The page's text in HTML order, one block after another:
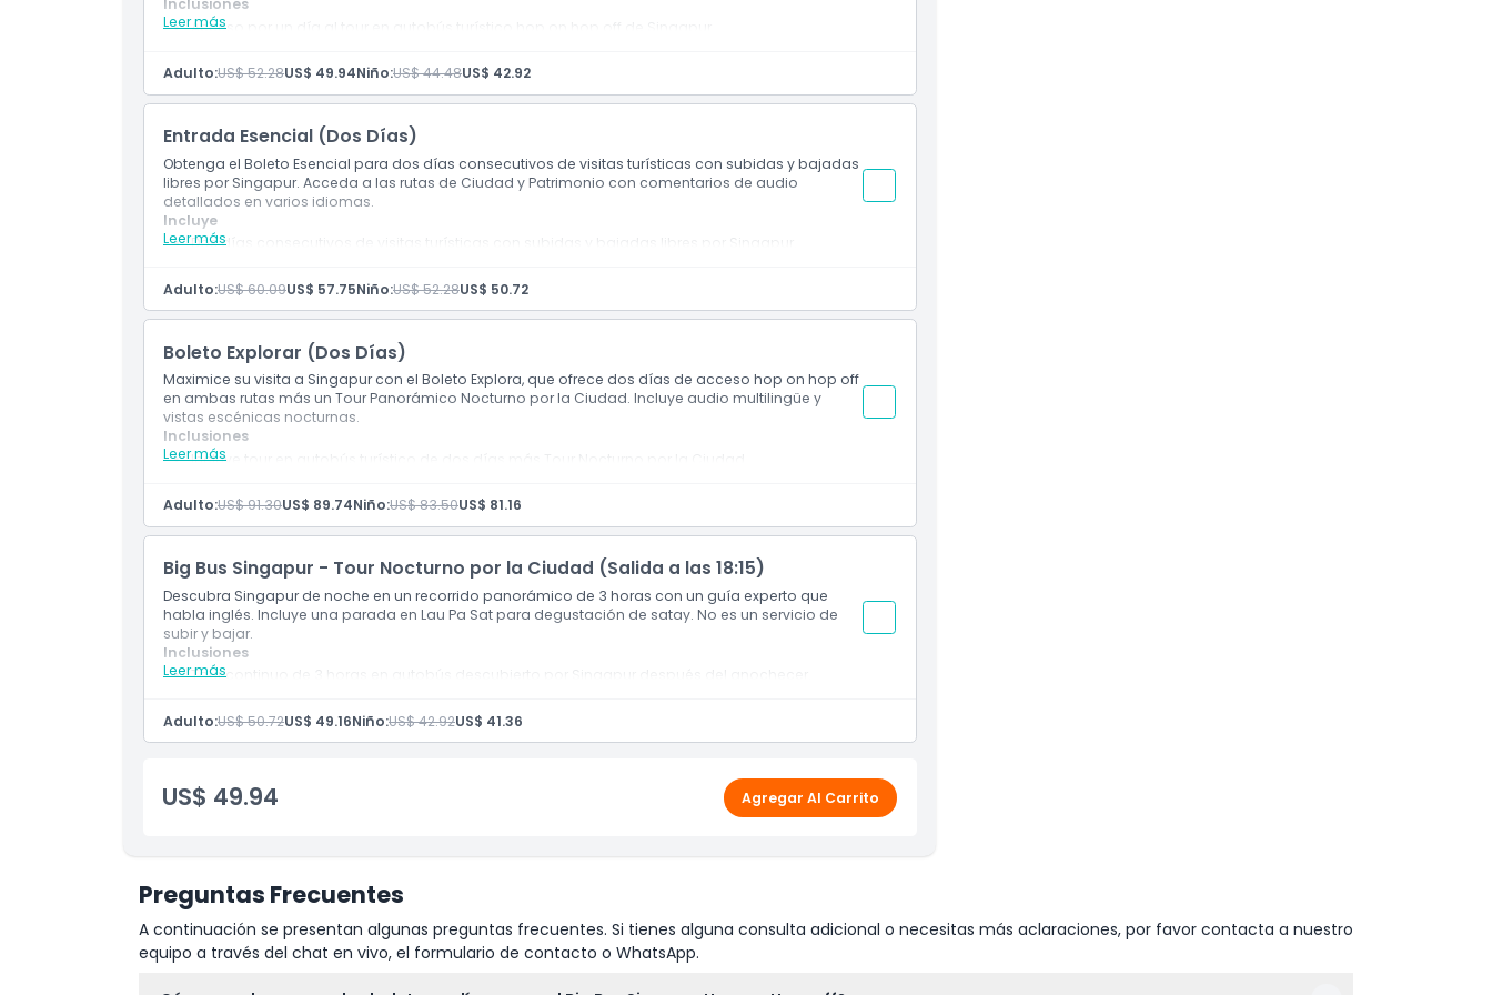
Leer más
Inclusiones
Acceso por un día al tour en autobús turístico hop on hop off de Singapur.
Ideal para visitantes primerizos con tiempo limitado.
Incluye guía de audio multilingüe con información sobre los puntos clave.
Adulto:US$ 52.28US$ 49.94Niño:US$ 44.48US$ 42.92
Entrada Esencial (Dos Días)
Obtenga el Boleto Esencial para dos días consecutivos de visitas turísticas con subidas y bajadas
libres por Singapur. Acceda a las rutas de Ciudad y Patrimonio con comentarios de audio
detallados en varios idiomas.
Leer más
Incluye
Dos días consecutivos de visitas turísticas con subidas y bajadas libres por Singapur.
Gran valor para viajeros que desean más tiempo en cada parada.
La guía de audio multilingüe mejora su experiencia en el tour por la ciudad.
Adulto:US$ 60.09US$ 57.75Niño:US$ 52.28US$ 50.72
Boleto Explorar (Dos Días)
Maximice su visita a Singapur con el Boleto Explora, que ofrece dos días de acceso hop on hop off
en ambas rutas más un Tour Panorámico Nocturno por la Ciudad. Incluye audio multilingüe y
vistas escénicas nocturnas.
Leer más
Inclusiones
Incluye tour en autobús turístico de dos días más Tour Nocturno por la Ciudad.
Disfrute de un paseo panorámico por la noche con luces de la ciudad y principales puntos de
interés.
Incluye guía de audio multilingüe durante todo su recorrido.
Adulto:US$ 91.30US$ 89.74Niño:US$ 83.50US$ 81.16
Big Bus Singapur - Tour Nocturno por la Ciudad (Salida a las 18:15)
Descubra Singapur de noche en un recorrido panorámico de 3 horas con un guía experto que
habla inglés. Incluye una parada en Lau Pa Sat para degustación de satay. No es un servicio de
subir y bajar.
Leer más
Inclusiones
Tour continuo de 3 horas en autobús descubierto por Singapur después del anochecer.
Incluye parada para degustación de satay en el mercado gastronómico Lau Pa Sat.
No es un tour de subir y bajar; diseñado para vistas panorámicas nocturnas.
Adulto:US$ 50.72US$ 49.16Niño:US$ 42.92US$ 41.36
US$ 49.94 Agregar Al Carrito
Preguntas Frecuentes
A continuación se presentan algunas preguntas frecuentes. Si tienes alguna consulta adicional o necesitas más aclaraciones, por favor contacta a nuestro
equipo a través del chat en vivo, el formulario de contacto o WhatsApp.